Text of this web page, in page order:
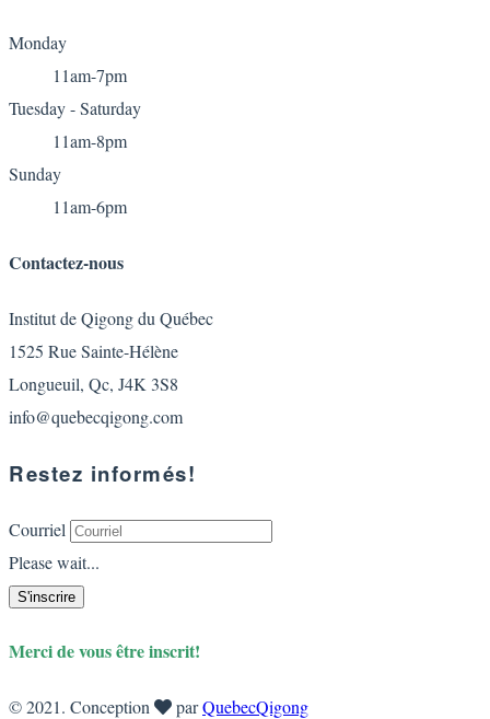
Monday
11am-7pm
Tuesday - Saturday
11am-8pm
Sunday
11am-6pm
Contactez-nous
Institut de Qigong du Québec
1525 Rue Sainte-Hélène
Longueuil, Qc, J4K 3S8
info@quebecqigong.com
Restez informés!
Courriel
Please wait...
S'inscrire
Merci de vous être inscrit!
© 2021. Conception parQuebecQigong